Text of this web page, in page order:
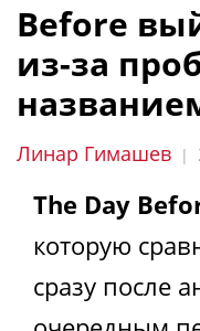
Before
из-за
Линар Гимашев |
The Day
которую
сразу после